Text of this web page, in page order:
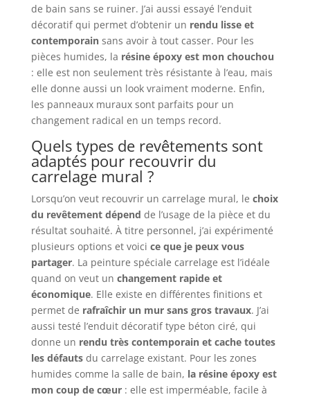
de bain sans se ruiner. J’ai aussi essayé l’enduit
décoratif qui permet d’obtenir un rendu lisse et
contemporainsans avoir à tout casser. Pour les
pièces humides, la résine époxy est mon chouchou
: elle est non seulement très résistante à l’eau, mais
elle donne aussi un look vraiment moderne. Enfin,
les panneaux muraux sont parfaits pour un
changement radical en un temps record.
Quels types de revêtements sont
adaptés pour recouvrir du
carrelage mural ?
Lorsqu’on veut recouvrir un carrelage mural, le choix
du revêtement dépend de l’usage de la pièce et du
résultat souhaité. À titre personnel, j’ai expérimenté
plusieurs options et voici ce que je peux vous
partager. La peinture spéciale carrelage est l’idéale
quand on veut un changement rapide et
économique. Elle existe en différentes finitions et
permet de rafraîchir un mur sans gros travaux. J’ai
aussi testé l’enduit décoratif type béton ciré, qui
donne un rendu très contemporain et cache toutes
les défautsdu carrelage existant. Pour les zones
humides comme la salle de bain, la résine époxy est
mon coup de cœur: elle est imperméable, facile à